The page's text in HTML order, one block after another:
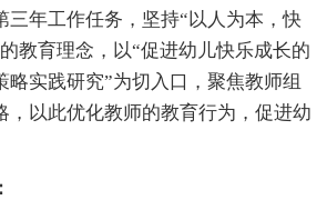
三年工作任务，坚持“以人为本，快
教育理念，以“促进幼儿快乐成长的
略实践研究”为切入口，聚焦教师组
，以此优化教师的教育行为，促进幼